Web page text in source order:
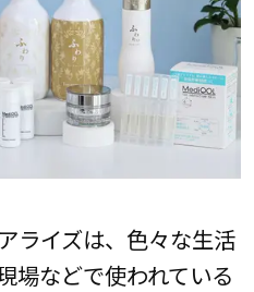
ライズは、色々な生活
場などで使われている